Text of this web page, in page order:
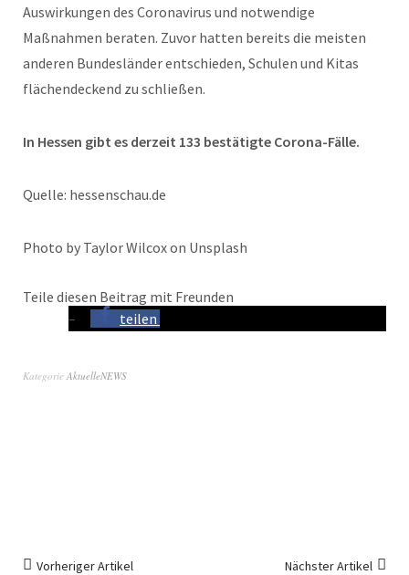
Auswirkungen des Coronavirus und notwendige
Maßnahmen beraten. Zuvor hatten bereits die meisten
anderen Bundesländer entschieden, Schulen und Kitas
flächendeckend zu schließen.
In Hessen gibt es derzeit 133 bestätigte Corona-Fälle.
Quelle: hessenschau.de
Photo by Taylor Wilcox on Unsplash
Teile diesen Beitrag mit Freunden
teilen
Kategorie AktuelleNEWS
Vorheriger Artikel Nächster Artikel